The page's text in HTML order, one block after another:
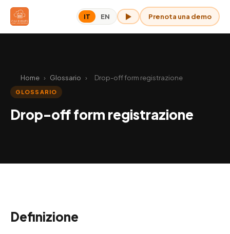
IT EN
OAK per me
Prenota una demo
Home › Glossario › Drop-off form registrazione
GLOSSARIO
Drop-off form registrazione
Definizione